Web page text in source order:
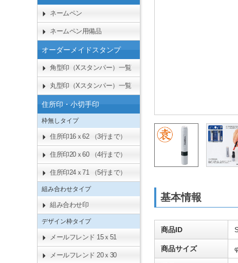
基本情報
商品ID
商品サイズ
ネームペン
ネームペン用備品
オーダーメイドスタンプ
角型印（Xスタンパー）一覧
丸型印（Xスタンパー）一覧
住所印・小切手印
枠無しタイプ
住所印16ｘ62 （3行まで）
住所印20ｘ60 （4行まで）
住所印24ｘ71 （5行まで）
組み合わせタイプ
組み合わせ印
デザイン枠タイプ
メールフレンド 15ｘ51
メールフレンド 20ｘ30